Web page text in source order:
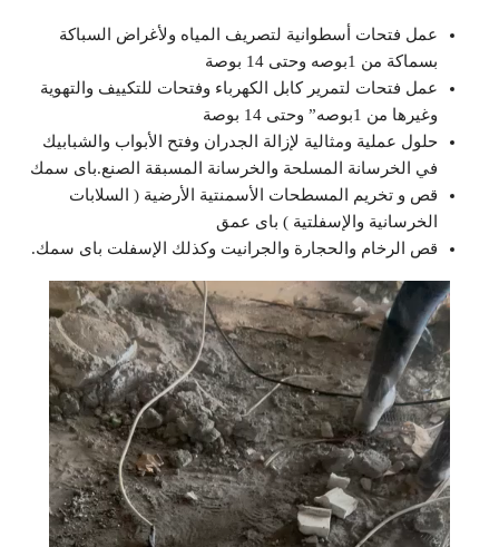
عمل فتحات أسطوانية لتصريف المياه ولأغراض السباكة
بسماكة من 1بوصه وحتى 14 بوصة
عمل فتحات لتمرير كابل الكهرباء وفتحات للتكييف والتهوية
وغيرها من 1بوصه” وحتى 14 بوصة
حلول عملية ومثالية لإزالة الجدران وفتح الأبواب والشبابيك
في الخرسانة المسلحة والخرسانة المسبقة الصنع.باى سمك
قص و تخريم المسطحات الأسمنتية الأرضية ( السلابات
الخرسانية والإسفلتية ) باى عمق
قص الرخام والحجارة والجرانيت وكذلك الإسفلت باى سمك.
مشغل
الفيديو